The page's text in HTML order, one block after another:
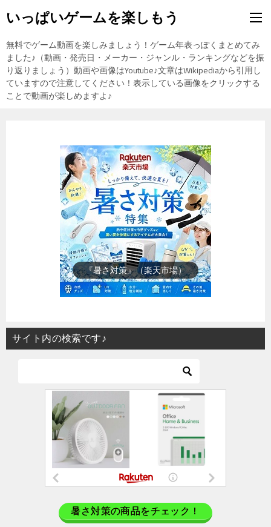
いっぱいゲームを楽しもう
無料でゲーム動画を楽しみましょう！ゲーム年表っぽくまとめてみ
ました♪（動画・発売日・メーカー・ジャンル・ランキングなどを振
り返りましょう）動画や画像はYoutube♪文章はWikipediaから引用し
ていますので注意してください！表示している画像をクリックする
ことで動画が楽しめますよ♪
『楽天市場』売れ筋ランキング
サイト内の検索です♪
暑さ対策の商品をチェック！